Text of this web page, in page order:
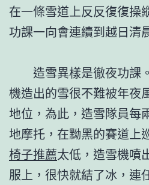
在一條雪道上反反復復操
功課一向會連續到越日清
造雪異樣是徹夜功課
機造出的雪很不難被年夜
地位，為此，造雪隊員每
地摩托，在黝黑的賽道上
椅子推薦太低，造雪機噴
服上，很快就結了冰，連